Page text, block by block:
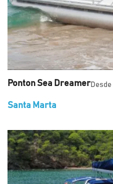
Ponton Sea DreamerDesde
Santa Marta